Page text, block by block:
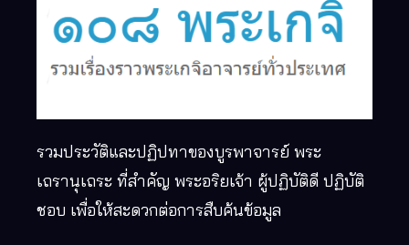
รวมประวัติและปฏิปทาของบูรพาจารย์ พระ
เถรานุเถระ ที่สำคัญ พระอริยเจ้า ผู้ปฏิบัติดี ปฏิบัติ
ชอบ เพื่อให้สะดวกต่อการสืบค้นข้อมูล